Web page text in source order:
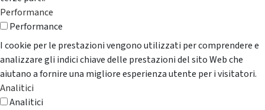
Performance
Performance
I cookie per le prestazioni vengono utilizzati per comprendere e
analizzare gli indici chiave delle prestazioni del sito Web che
aiutano a fornire una migliore esperienza utente per i visitatori.
Analitici
Analitici